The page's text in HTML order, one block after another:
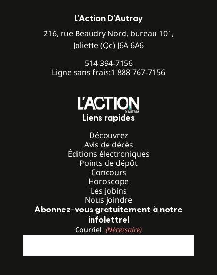
L’Action D’Autray
216, rue Beaudry Nord, bureau 101,
Joliette (Qc) J6A 6A6
514 394-7156
Ligne sans frais:1 888 767-7156
Liens rapides
Découvrez
Avis de décès
Éditions électroniques
Points de dépôt
Concours
Horoscope
Les jobins
Nous joindre
Abonnez-vous gratuitement à notre
infolettre!
Courriel (Nécessaire)